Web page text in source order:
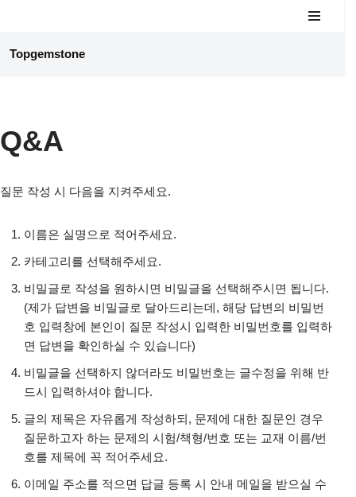
너
뛰
Topgemstone
Q&A
질문 작성 시 다음을 지켜주세요.
이름은 실명으로 적어주세요.
카테고리를 선택해주세요.
비밀글로 작성을 원하시면 비밀글을 선택해주시면 됩니다.
(제가 답변을 비밀글로 달아드리는데, 해당 답변의 비밀번
호 입력창에 본인이 질문 작성시 입력한 비밀번호를 입력하
면 답변을 확인하실 수 있습니다)
비밀글을 선택하지 않더라도 비밀번호는 글수정을 위해 반
드시 입력하셔야 합니다.
글의 제목은 자유롭게 작성하되, 문제에 대한 질문인 경우
질문하고자 하는 문제의 시험/책형/번호 또는 교재 이름/번
호를 제목에 꼭 적어주세요.
이메일 주소를 적으면 답글 등록 시 안내 메일을 받으실 수